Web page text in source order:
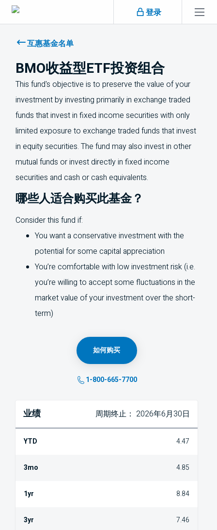
跳过导航
登录
互惠基金名单
BMO收益型ETF投资组合
This fund's objective is to preserve the value of your
investment by investing primarily in exchange traded
funds that invest in fixed income securities with only
limited exposure to exchange traded funds that invest
in equity securities. The fund may also invest in other
mutual funds or invest directly in fixed income
securities and cash or cash equivalents.
哪些人适合购买此基金？
Consider this fund if:
You want a conservative investment with the
potential for some capital appreciation
You’re comfortable with low investment risk (i.e.
you’re willing to accept some fluctuations in the
market value of your investment over the short-
term)
如何购买
1-800-665-7700
业绩 周期终止： 2026年6月30日
4.47
4.85
8.84
7.46